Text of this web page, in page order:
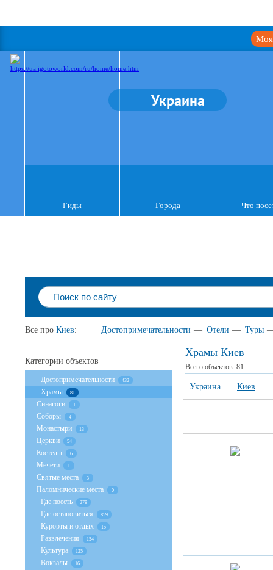
Моя
Украина
Гиды Города Что
Все про Киев: Достопримечательности — Отели — Туры
Храмы Киев
Всего объектов: 81
Украина Киев
Категории объектов
Достопримечательности 432
Храмы 81
Cинагоги 1
Соборы 4
Монастыри 13
Церкви 54
Костелы 6
Мечети 1
Святые места 3
Паломнические места 0
Где поесть 278
Где остановиться 859
Курорты и отдых 15
Развлечения 154
Культура 125
Вокзалы 16